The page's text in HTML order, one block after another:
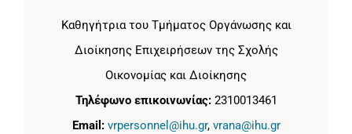
Καθηγήτρια του Τμήματος Οργάνωσης και
Διοίκησης Επιχειρήσεων της Σχολής
Οικονομίας και Διοίκησης
Τηλέφωνο επικοινωνίας:2310013461
Email: vrpersonnel@ihu.gr, vrana@ihu.gr